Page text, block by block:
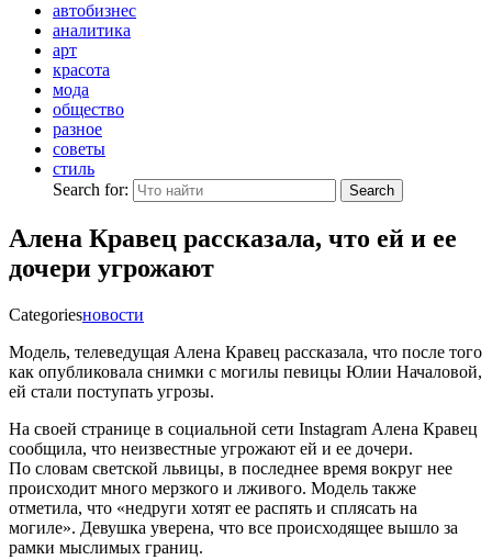
автобизнес
аналитика
арт
красота
мода
общество
разное
советы
стиль
Search for:
Search
Алена Кравец рассказала, что ей и ее
дочери угрожают
Categoriesновости
Модель, телеведущая Алена Кравец рассказала, что после того
как опубликовала снимки с могилы певицы Юлии Началовой,
ей стали поступать угрозы.
На своей странице в социальной сети Instagram Алена Кравец
сообщила, что неизвестные угрожают ей и ее дочери.
По словам светской львицы, в последнее время вокруг нее
происходит много мерзкого и лживого. Модель также
отметила, что «недруги хотят ее распять и сплясать на
могиле». Девушка уверена, что все происходящее вышло за
рамки мыслимых границ.